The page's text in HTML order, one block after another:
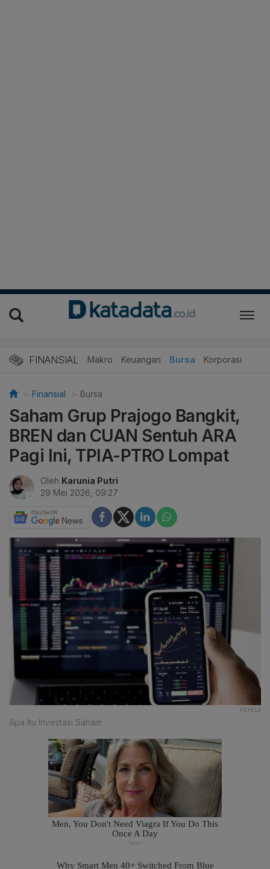
FINANSIAL Makro Keuangan Bursa Korporasi
Finansial Bursa
Saham Grup Prajogo Bangkit,
BREN dan CUAN Sentuh ARA
Pagi Ini, TPIA-PTRO Lompat
Oleh Karunia Putri
29 Mei 2026, 09:27
PEXELS
Apa Itu Investasi Saham